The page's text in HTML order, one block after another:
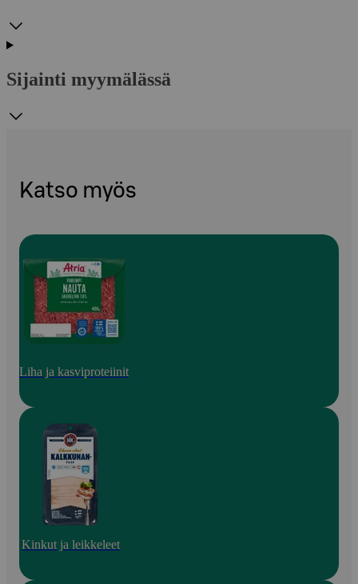
Sijainti myymälässä
Katso myös
Liha ja kasviproteiinit
Kinkut ja leikkeleet